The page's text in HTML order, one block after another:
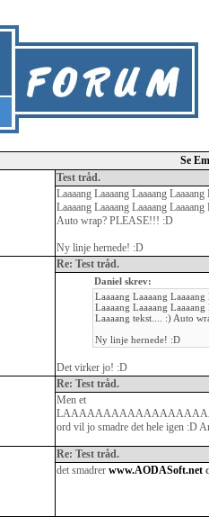
Se
Test tråd.
Laaaang Laaaang Laaaang
Laaaang Laaaang Laaaang
Auto wrap? PLEASE!!! :D
Ny linje hernede! :D
Re: Test tråd.
Daniel skrev:
Laaaang Laaaang
Laaaang Laaaang
Laaaang tekst.... :) Auto
Ny linje hernede! :D
Det virker jo! :D
Re: Test tråd.
Men et
ord vil jo smadre det hele igen :D
Re: Test tråd.
det smadrer www.AODASoft.net